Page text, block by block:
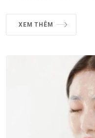
XEM THÊM